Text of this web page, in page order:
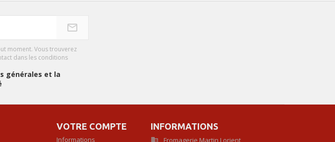
moment. Vous trouverez
dans les conditions
générales et la
VOTRE COMPTE
Informations
INFORMATIONS
 Fromagerie Martin Lorient